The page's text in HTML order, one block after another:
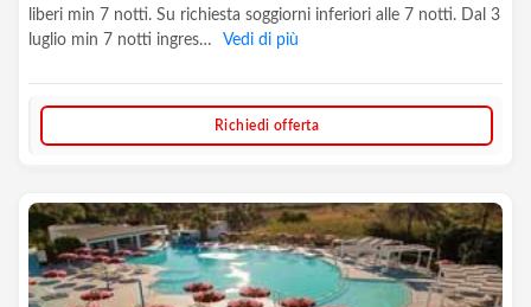
liberi min 7 notti. Su richiesta soggiorni inferiori alle 7 notti. Dal 3
luglio min 7 notti ingres…
Vedi di più
Richiedi offerta